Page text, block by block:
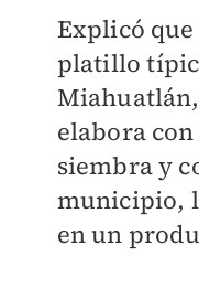
Explicó
platillo
elabora
siembra y
municipio,
en un